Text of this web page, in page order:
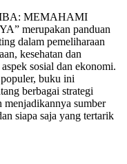
MEMAHAMI
merupakan panduan
dalam pemeliharaan
kesehatan dan
sosial dan ekonomi.
buku ini
berbagai strategi
menjadikannya sumber
siapa saja yang tertarik